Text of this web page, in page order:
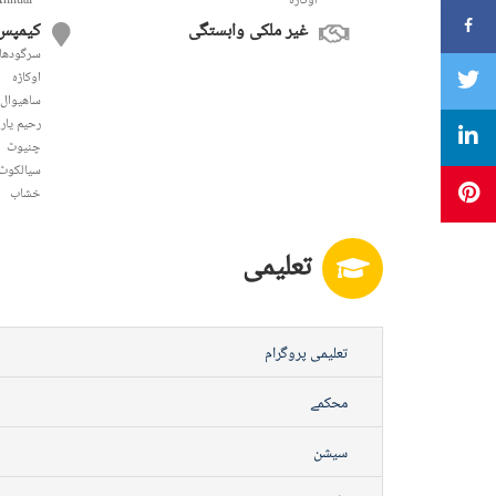
غیر ملکی وابستگی
سرگودھا
اوکاڑہ
ساھیوال
رحیم
چنیوٹ
سیالکوٹ
خشاب
تعلیمی
تعلیمی پروگرام
محکمے
سیشن